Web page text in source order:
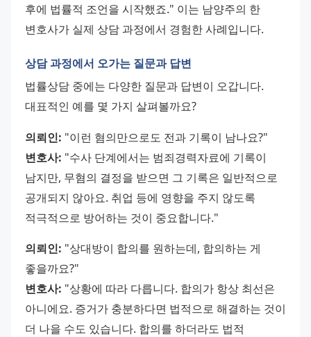
후에 법률적 조언을 시작했죠." 이는 남양주의 한
변호사가 실제 상담 과정에서 경험한 사례입니다.
상담 과정에서 오가는 질문과 답변
법률상담 중에는 다양한 질문과 답변이 오갑니다.
대표적인 예를 몇 가지 살펴볼까요?
의뢰인: "이런 혐의만으로도 전과 기록이 남나요?"
변호사: "수사 단계에서는 범죄경력자료에 기록이
남지만, 무혐의 결정을 받으면 그 기록은 일반적으로
공개되지 않아요. 취업 등에 영향을 주지 않도록
적극적으로 방어하는 것이 중요합니다."
의뢰인: "상대방이 합의를 원하는데, 합의하는 게
좋을까요?"
변호사: "상황에 따라 다릅니다. 합의가 항상 최선은
아니에요. 증거가 충분하다면 법적으로 해결하는 것이
더 나을 수도 있습니다. 합의를 하더라도 법적